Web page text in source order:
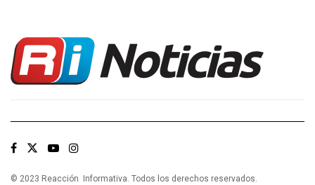
© 2023 Reacción Informativa. Todos los derechos reservados.